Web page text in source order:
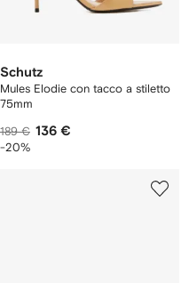
Schutz
Mules Elodie con tacco a stiletto
75mm
189 € 136 €
-20%